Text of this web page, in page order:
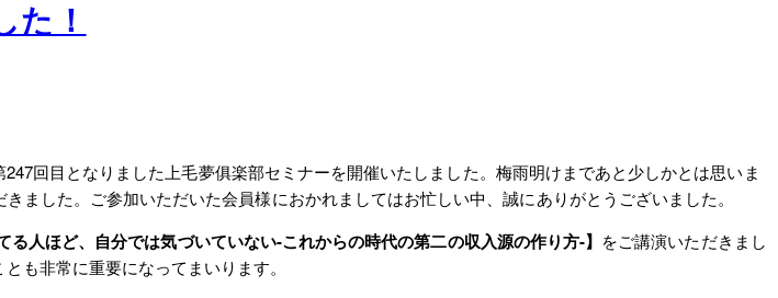
た！
回目となりました上毛夢俱楽部セミナーを開催いたしました。梅雨明けまであと少しかとは思いま
した。ご参加いただいた会員様におかれましてはお忙しい中、誠にありがとうございました。
る人ほど、自分では気づいていない-これからの時代の第二の収入源の作り方-】 をご講演いただきまし
も非常に重要になってまいります。